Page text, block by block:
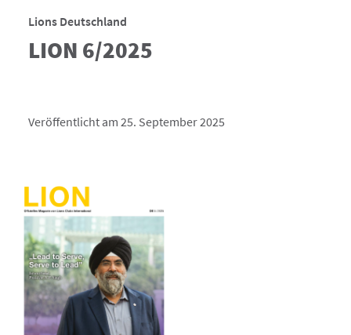
Lions Deutschland
LION 6/2025
Veröffentlicht am 25. September 2025